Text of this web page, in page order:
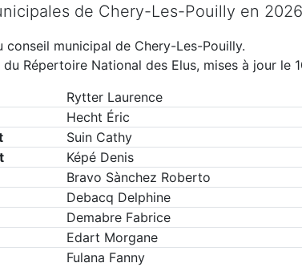
de Chery-Les-Pouilly en 2026
conseil municipal de Chery-Les-Pouilly.
du Répertoire National des Elus, mises à jour le
Rytter Laurence
Hecht Éric
Suin Cathy
Képé Denis
Bravo Sànchez Roberto
Debacq Delphine
Demabre Fabrice
Edart Morgane
Fulana Fanny